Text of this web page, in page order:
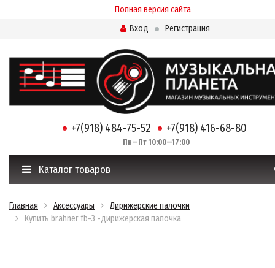
Полная версия сайта
Вход
Регистрация
+7(918) 484-75-52 +7(918) 416-68-80
Пн—Пт 10:00—17:00
Каталог товаров
Главная Аксессуары
Дирижерские палочки
Купить brahner fb-3 -дирижерская палочка